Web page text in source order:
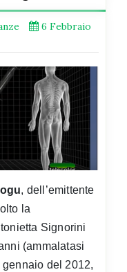
6 Febbraio
, dell’emittente
la
Signorini
(ammalatasi
gennaio del 2012,